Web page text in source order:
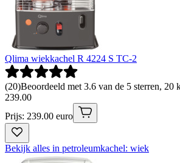
Qlima wiekkachel R 4224 S TC-2
(20)Beoordeeld met 3.6 van de 5 sterren, 20
239.00
Prijs: 239.00 euro
Bekijk alles in petroleumkachel: wiek